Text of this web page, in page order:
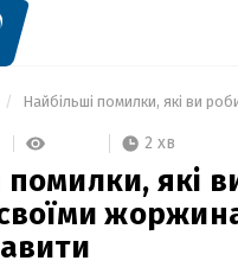
2 хв
помилки, які